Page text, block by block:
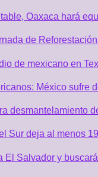
Oaxaca hará
de
de mexicano en
México sufre
desmantelamiento
Sur deja al menos
El Salvador y